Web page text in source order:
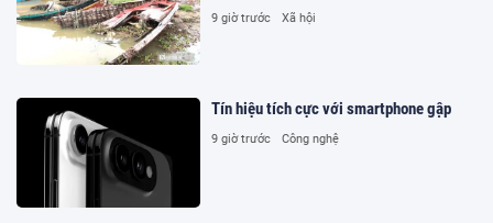
9 giờ trước Xã hội
Tín hiệu tích cực với smartphone gập
9 giờ trước Công nghệ